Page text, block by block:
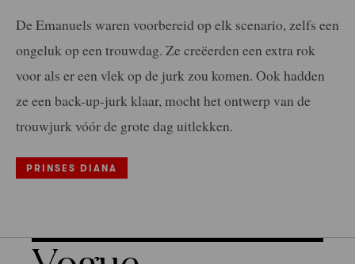
De Emanuels waren voorbereid op elk scenario, zelfs een
ongeluk op een trouwdag. Ze creëerden een extra rok
voor als er een vlek op de jurk zou komen. Ook hadden
ze een back-up-jurk klaar, mocht het ontwerp van de
trouwjurk vóór de grote dag uitlekken.
PRINSES DIANA